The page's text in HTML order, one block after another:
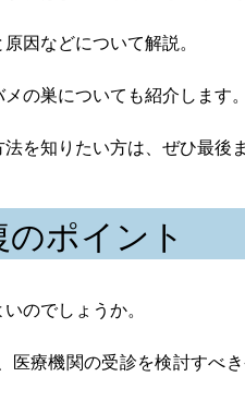
因などについて解説。
の巣についても紹介します。
を知りたい方は、ぜひ最後
ポイント
のでしょうか。
療機関の受診を検討すべ